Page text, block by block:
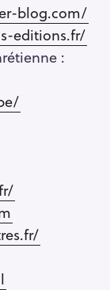
blog.com/
editions.fr/
: